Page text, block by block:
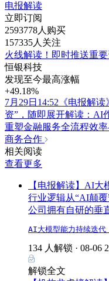
电报解读
立即订阅
2593778人购买
157335人关注
火线解读！即时推送重
恒银科技
发现至今最高涨幅
+49.18%
7月29日14:52《电报解
资”，随即展开解读：AI
重塑金融服务全流程效
商务合作
相关阅读
查看更多
【电报解读】AI
行业逻辑从“AI颠
公司拥有自研的垂
AI大模型能力持续迭代
134 人解锁 · 08-06
解锁全文